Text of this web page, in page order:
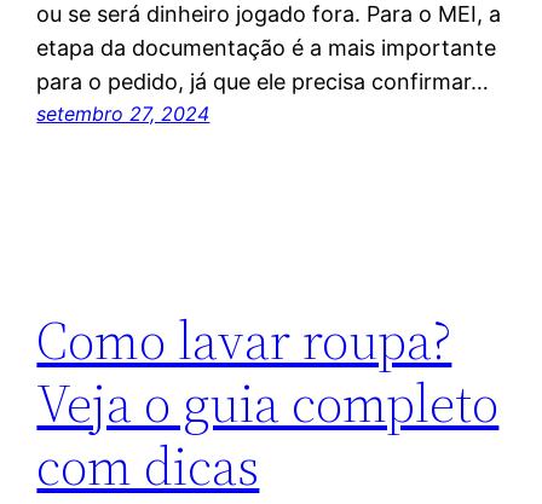
ou se será dinheiro jogado fora. Para o MEI, a
etapa da documentação é a mais importante
para o pedido, já que ele precisa confirmar…
setembro 27, 2024
Como lavar roupa?
Veja o guia completo
com dicas